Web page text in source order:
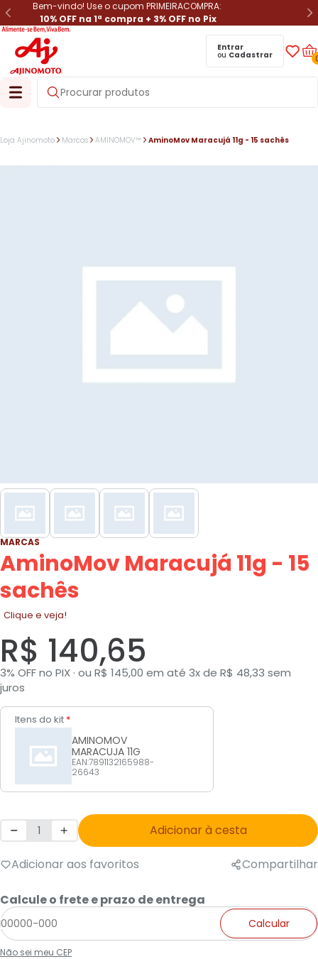
Bem-vindo! Use o cupom PRIMEIRACOMPRA:
10% OFF na 1ª compra + 3% OFF no Pix
Entrar
ou Cadastrar
Loja Ajinomoto Marcas AMINOMOV™ AminoMov Maracujá 11g - 15 sachês
MARCAS
AminoMov Maracujá 11g - 15
sachês
Clique e veja!
R$ 140,65
3% OFF no PIX · ou R$ 145,00 em até 3x de R$ 48,33 sem
juros
Itens do kit *
AMINOMOV
MARACUJA 11G
EAN:7891132165988-
26643
Adicionar à cesta
Adicionar aos favoritos Compartilhar
Calcule o frete e prazo de entrega
Calcular
Não sei meu CEP